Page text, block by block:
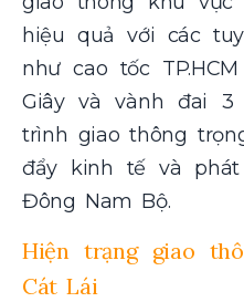
hiệu quả với các
như cao tốc
Giây và vành đai 3
trình giao thông
đẩy kinh tế và
Đông Nam Bộ.
Hiện trạng giao
Cát Lái